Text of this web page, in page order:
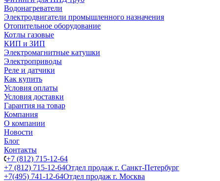
Водонагреватели
Электродвигатели промышленного назначения
Отопительное оборудование
Котлы газовые
КИП и ЗИП
Электромагнитные катушки
Электроприводы
Реле и датчики
Как купить
Условия оплаты
Условия доставки
Гарантия на товар
Компания
О компании
Новости
Блог
Контакты
+7 (812) 715-12-64
+7 (812) 715-12-64Отдел продаж г. Санкт-Петербург
+7(495) 741-12-64Отдел продаж г. Москва